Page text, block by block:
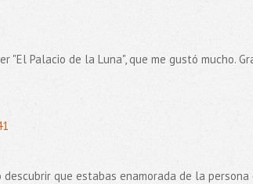
"El Palacio de la Luna", que me gustó mucho.
descubrir que estabas enamorada de la